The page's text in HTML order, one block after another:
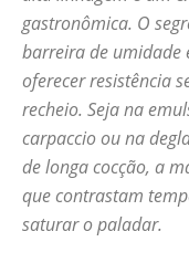
gastronômica. O
barreira de umidade
oferecer resistência
recheio. Seja na
carpaccio ou na
de longa cocção, a
que contrastam
saturar o paladar.